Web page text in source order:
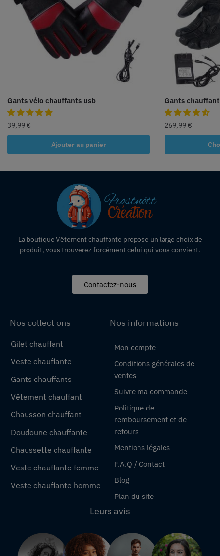
Gants vélo chauffants usb
39,99 €
Ajouter au panier
Gants
269,99 €
La boutique Vêtement chauffante propose un large choix de
produit, vous trouverez forcément celui qui vous convient.
Contactez-nous
Nos collections
Gilet chauffant
Veste chauffante
Gants chauffants
Vêtement chauffant
Chausson chauffant
Doudoune chauffante
Chaussette chauffante
Veste chauffante femme
Veste chauffante homme
Nos informations
Mon compte
Conditions générales de
ventes
Suivre ma commande
Politique de
remboursement et de
retours
Mentions légales
F.A.Q / Contact
Blog
Plan du site
Leurs avis